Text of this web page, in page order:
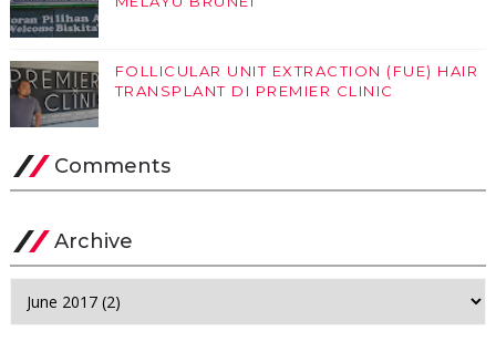
FOLLICULAR UNIT EXTRACTION (FUE) HAIR
TRANSPLANT DI PREMIER CLINIC
Comments
Archive